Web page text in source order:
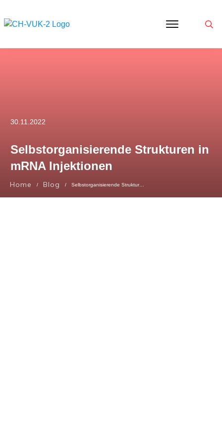
Corona
30.11.2022
Selbstorganisierende Strukturen in
mRNA Injektionen
Home / Blog / Selbstorganisierende Strukturen in mRNA Injektionen